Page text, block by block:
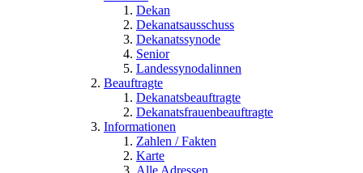
Dekan
Dekanatsausschuss
Dekanatssynode
Senior
Landessynodalinnen
Beauftragte
Dekanatsbeauftragte
Dekanatsfrauenbeauftragte
Informationen
Zahlen / Fakten
Karte